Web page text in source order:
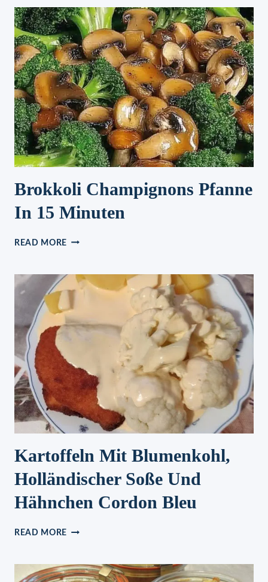
Brokkoli Champignons Pfanne
In 15 Minuten
READ MORE BROKKOLI
IN
15
Kartoffeln Mit Blumenkohl,
Holländischer Soße Und
Hähnchen Cordon Bleu
READ MORE KARTOFFELN
HOLLÄNDISCHER
SOSSE U